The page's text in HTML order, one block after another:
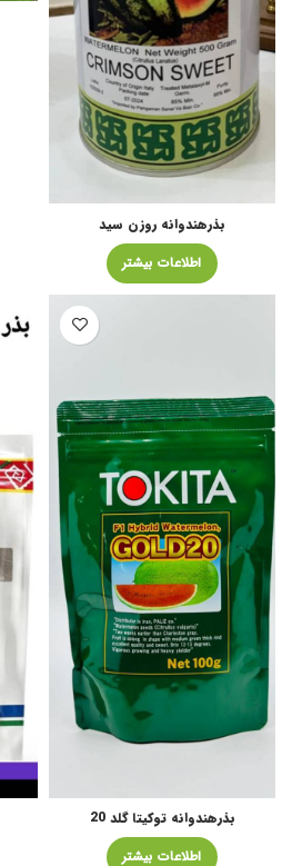
بذرهندوانه روزن سید
اطلاعات بیشتر
بذرهندوانه توکیتا گلد 20
اطلاعات بیشتر